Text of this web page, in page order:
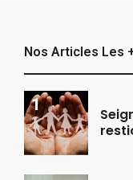
Nos Articles Les